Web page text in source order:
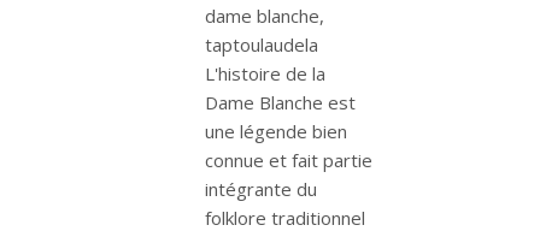
dame blanche,
taptoulaudela
L'histoire de la
Dame Blanche est
une légende bien
connue et fait partie
intégrante du
folklore traditionnel